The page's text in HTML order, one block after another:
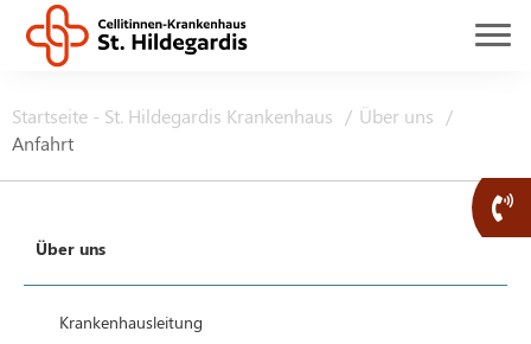
Startseite - St. Hildegardis Krankenhaus
Über uns
Anfahrt
Über uns
Krankenhausleitung